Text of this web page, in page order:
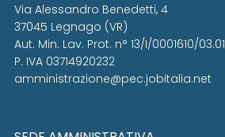
Via Alessandro Benedetti, 4
37045 Legnago (VR)
Aut. Min. Lav. Prot. n° 13/I/0001610/03.01
P. IVA 03714920232
amministrazione@pec.jobitalia.net